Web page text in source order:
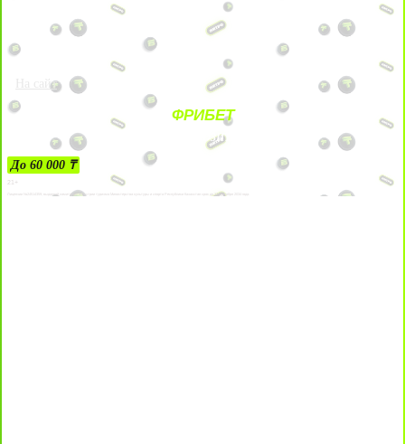
На сайт
ФРИБЕТ
ЗА ДЕПОЗИТЫ
До 60 000 ₸
21+
Лицензии №24514359, выданной комитетом индустрии туризма Министерства культуры и спорта Республики Казахстан срок до 27 сентября 2034 года.